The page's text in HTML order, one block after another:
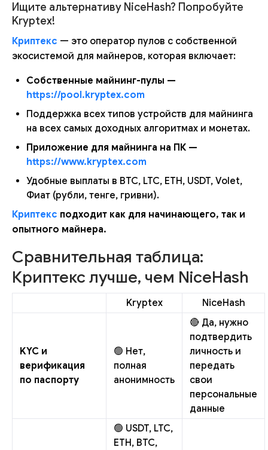
Ищите альтернативу NiceHash? Попробуйте
Kryptex!
Криптекс — это оператор пулов с собственной
экосистемой для майнеров, которая включает:
Собственные майнинг-пулы —
https://pool.kryptex.com
Поддержка всех типов устройств для майнинга
на всех самых доходных алгоритмах и монетах.
Приложение для майнинга на ПК —
https://www.kryptex.com
Удобные выплаты в BTC, LTC, ETH, USDT, Volet,
Фиат (рубли, тенге, гривни).
Криптекс подходит как для начинающего, так и
опытного майнера.
Сравнительная таблица:
Криптекс лучше, чем NiceHash
Kryptex NiceHash
KYC и
верификация
по паспорту
🟢 Нет,
полная
анонимность
🔴 Да, нужно
подтвердить
личность и
передать
свои
персональные
данные
🟢 USDT, LTC,
ETH, BTC,